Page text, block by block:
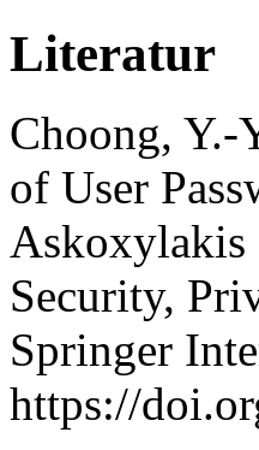
Literatur
Choong, Y.-
of User
Askoxylakis
Security,
Springer
https://